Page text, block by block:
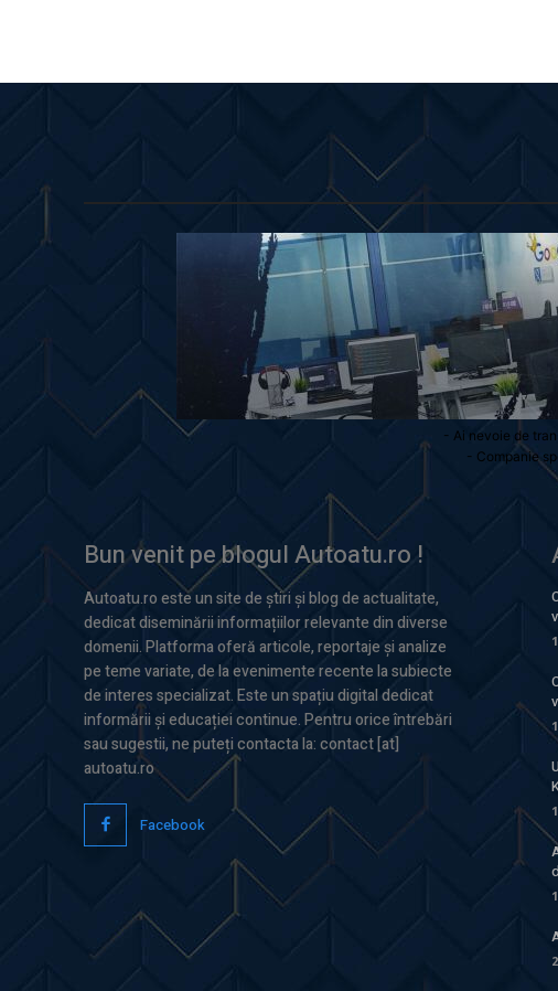
- Ai nevoie de
- Companie
Bun venit pe blogul Autoatu.ro !
Autoatu.ro este un site de știri și blog de actualitate,
dedicat diseminării informațiilor relevante din diverse
domenii. Platforma oferă articole, reportaje și analize
pe teme variate, de la evenimente recente la subiecte
de interes specializat. Este un spațiu digital dedicat
informării și educației continue. Pentru orice întrebări
sau sugestii, ne puteți contacta la: contact [at]
autoatu.ro
Facebook